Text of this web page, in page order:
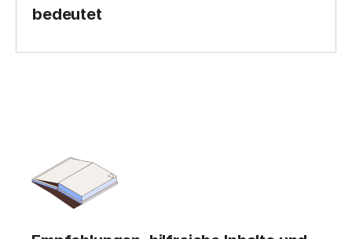
bedeutet